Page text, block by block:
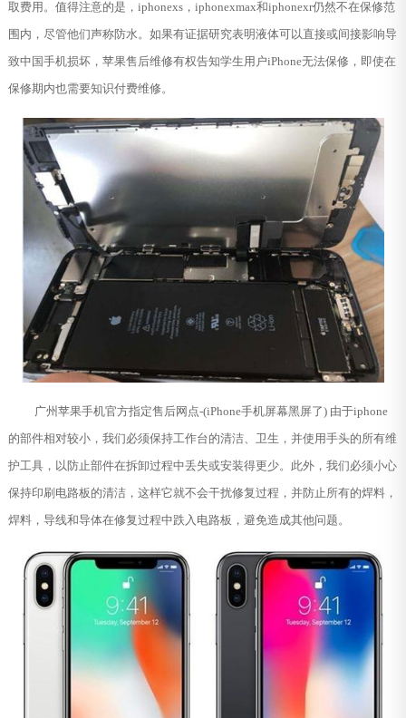
取费用。值得注意的是，iphonexs，iphonexmax和iphonexr仍然不在保修范
围内，尽管他们声称防水。如果有证据研究表明液体可以直接或间接影响导
致中国手机损坏，苹果售后维修有权告知学生用户iPhone无法保修，即使在
保修期内也需要知识付费维修。
广州苹果手机官方指定售后网点-(iPhone手机屏幕黑屏了) 由于iphone
的部件相对较小，我们必须保持工作台的清洁、卫生，并使用手头的所有维
护工具，以防止部件在拆卸过程中丢失或安装得更少。此外，我们必须小心
保持印刷电路板的清洁，这样它就不会干扰修复过程，并防止所有的焊料，
焊料，导线和导体在修复过程中跌入电路板，避免造成其他问题。